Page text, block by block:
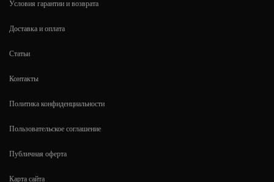
Условия гарантии и возврата
Доставка и оплата
Статьи
Контакты
Политика конфиденциальности
Пользовательское соглашение
Публичная оферта
Карта сайта